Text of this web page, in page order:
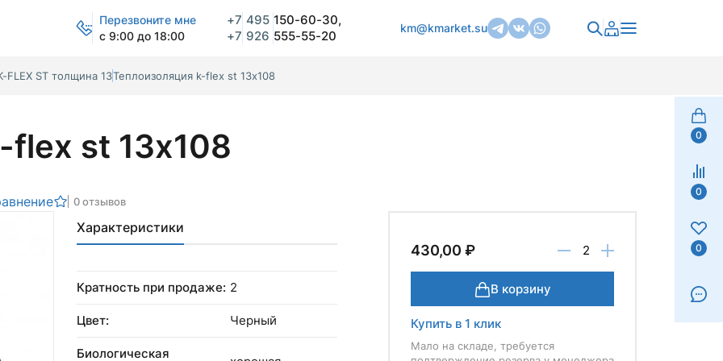
Перезвоните мне
с 9:00 до 18:00
+7 495 150-60-30,
+7 926 555-55-20
km@kmarket.su
0
0
0
FLEX ST толщина 13Теплоизоляция k-flex st 13х108
flex st 13х108
0 отзывов
Характеристики
Кратность при продаже: 2
Цвет: Черный
Биологическая
430,00 ₽
В корзину
Купить в 1 клик
Мало на складе, требуется